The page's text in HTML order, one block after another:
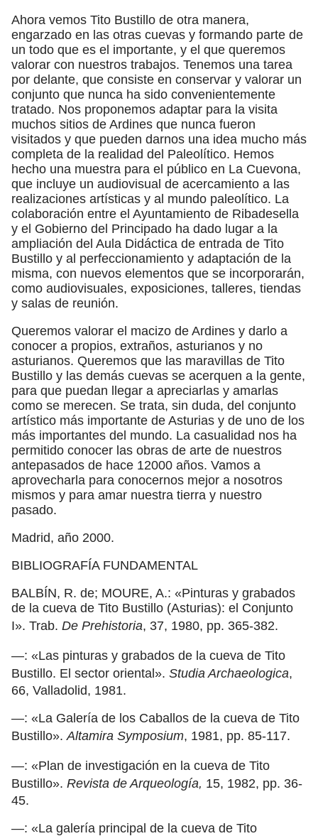
Ahora vemos Tito Bustillo de otra manera,
engarzado en las otras cuevas y formando parte de
un todo que es el importante, y el que queremos
valorar con nuestros trabajos. Tenemos una tarea
por delante, que consiste en conservar y valorar un
conjunto que nunca ha sido convenientemente
tratado. Nos proponemos adaptar para la visita
muchos sitios de Ardines que nunca fueron
visitados y que pueden darnos una idea mucho más
completa de la realidad del Paleolítico. Hemos
hecho una muestra para el público en La Cuevona,
que incluye un audiovisual de acercamiento a las
realizaciones artísticas y al mundo paleolítico. La
colaboración entre el Ayuntamiento de Ribadesella
y el Gobierno del Principado ha dado lugar a la
ampliación del Aula Didáctica de entrada de Tito
Bustillo y al perfeccionamiento y adaptación de la
misma, con nuevos elementos que se incorporarán,
como audiovisuales, exposiciones, talleres, tiendas
y salas de reunión.
Queremos valorar el macizo de Ardines y darlo a
conocer a propios, extraños, asturianos y no
asturianos. Queremos que las maravillas de Tito
Bustillo y las demás cuevas se acerquen a la gente,
para que puedan llegar a apreciarlas y amarlas
como se merecen. Se trata, sin duda, del conjunto
artístico más importante de Asturias y de uno de los
más importantes del mundo. La casualidad nos ha
permitido conocer las obras de arte de nuestros
antepasados de hace 12000 años. Vamos a
aprovecharla para conocernos mejor a nosotros
mismos y para amar nuestra tierra y nuestro
pasado.
Madrid, año 2000.
BIBLIOGRAFÍA FUNDAMENTAL
BALBÍN, R. de; MOURE, A.: «Pinturas y grabados
de la cueva de Tito Bustillo (Asturias): el Conjunto
I». Trab. De Prehistoria, 37, 1980, pp. 365-382.
—: «Las pinturas y grabados de la cueva de Tito
Bustillo. El sector oriental». Studia Archaeologica,
66, Valladolid, 1981.
—: «La Galería de los Caballos de la cueva de Tito
Bustillo». Altamira Symposium, 1981, pp. 85-117.
—: «Plan de investigación en la cueva de Tito
Bustillo». Revista de Arqueología, 15, 1982, pp. 36-
45.
—: «La galería principal de la cueva de Tito